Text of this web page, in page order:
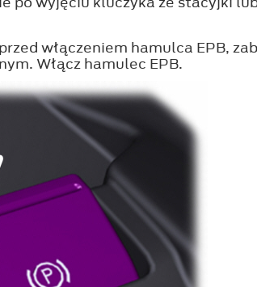
włączeniem hamulca EPB,
Włącz hamulec EPB.